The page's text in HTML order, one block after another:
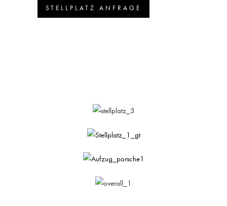
STELLPLATZ ANFRAGE